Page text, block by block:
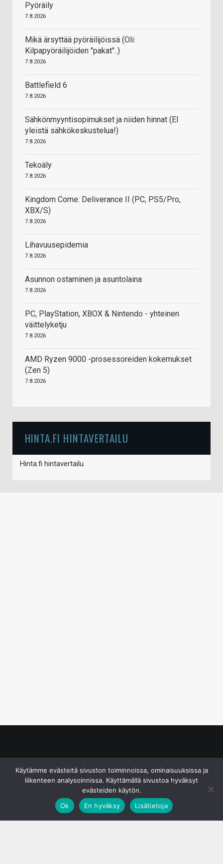
Pyöräily
7.8.2026
Mikä ärsyttää pyöräilijöissä (Oli:
Kilpapyöräilijöiden "pakat"..)
7.8.2026
Battlefield 6
7.8.2026
Sähkönmyyntisopimukset ja niiden hinnat (EI
yleistä sähkökeskustelua!)
7.8.2026
Tekoäly
7.8.2026
Kingdom Come: Deliverance II (PC, PS5/Pro,
XBX/S)
7.8.2026
Lihavuusepidemia
7.8.2026
Asunnon ostaminen ja asuntolaina
7.8.2026
PC, PlayStation, XBOX & Nintendo - yhteinen
väittelyketju
7.8.2026
AMD Ryzen 9000 -prosessoreiden kokemukset
(Zen 5)
7.8.2026
HINTA.FI HINTAVERTAILU
Hinta.fi hintavertailu
Käytämme evästeitä sivuston toiminnoissa, ominaisuuksissa ja
liikenteen analysoinnissa. Käyttämällä sivustoa hyväksyt
evästeiden käytön.
Ok
En hyväksy Lisätietoja